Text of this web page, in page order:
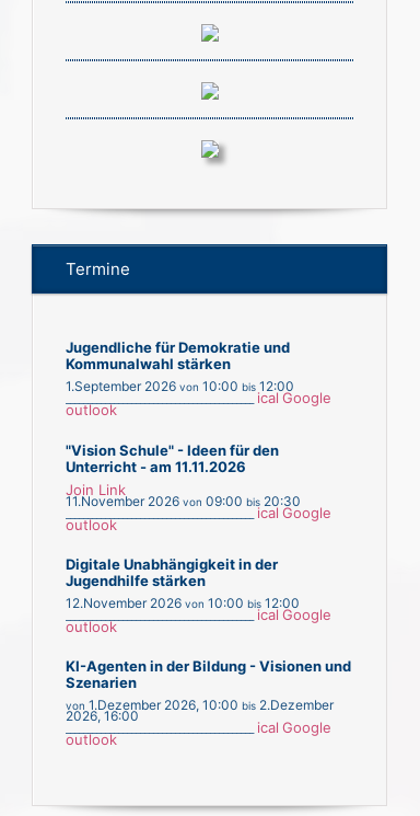
Termine
Jugendliche für Demokratie und
Kommunalwahl stärken
1.September 2026 von 10:00 bis 12:00
ical Google
outlook
"Vision Schule" - Ideen für den
Unterricht - am 11.11.2026
Join Link
11.November 2026 von 09:00 bis 20:30
ical Google
outlook
Digitale Unabhängigkeit in der
Jugendhilfe stärken
12.November 2026 von 10:00 bis 12:00
ical Google
outlook
KI-Agenten in der Bildung - Visionen und
Szenarien
von 1.Dezember 2026, 10:00 bis 2.Dezember
2026, 16:00
ical Google
outlook